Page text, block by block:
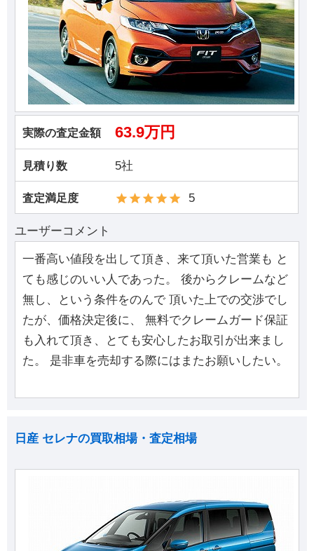
実際の査定金額 63.9万円
見積り数 5社
査定満足度 5
ユーザーコメント
一番高い値段を出して頂き、来て頂いた営業も と
ても感じのいい人であった。 後からクレームなど
無し、という条件をのんで 頂いた上での交渉でし
たが、価格決定後に、 無料でクレームガード保証
も入れて頂き、とても安心したお取引が出来まし
た。 是非車を売却する際にはまたお願いしたい。
日産 セレナの買取相場・査定相場